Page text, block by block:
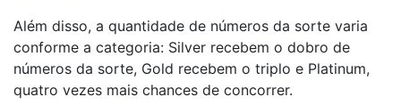
Além disso, a quantidade de números da sorte varia
conforme a categoria: Silver recebem o dobro de
números da sorte, Gold recebem o triplo e Platinum,
quatro vezes mais chances de concorrer.